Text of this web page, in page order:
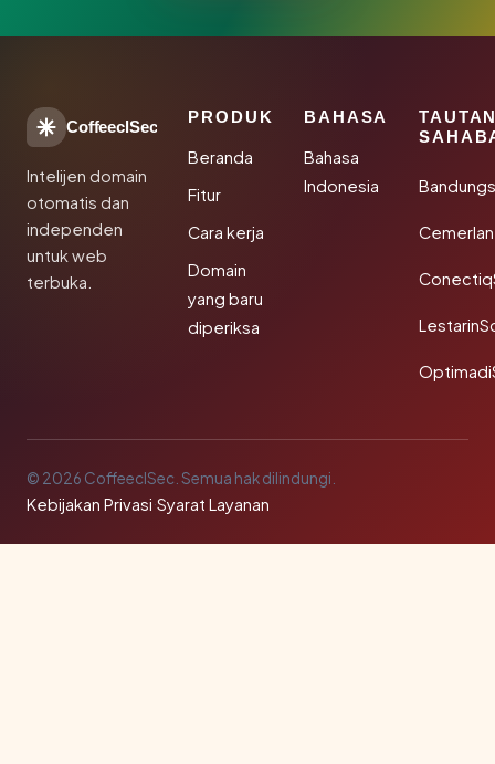
CoffeeclSec
Intelijen domain
otomatis dan
independen
untuk web
terbuka.
PRODUK
Beranda
Fitur
Cara kerja
Domain
yang baru
diperiksa
BAHASA
Bahasa
Indonesia
© 2026 CoffeeclSec. Semua hak dilindungi.
Kebijakan Privasi·Syarat Layanan